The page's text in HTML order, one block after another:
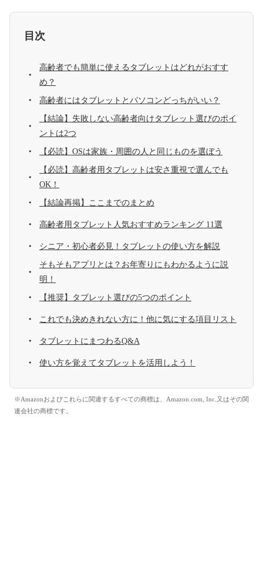
目次
高齢者でも簡単に使えるタブレットはどれがおすす
め？
高齢者にはタブレットとパソコンどっちがいい？
【結論】失敗しない高齢者向けタブレット選びのポイ
ントは2つ
【必読】OSは家族・周囲の人と同じものを選ぼう
【必読】高齢者用タブレットは安さ重視で選んでも
OK！
【結論再掲】ここまでのまとめ
高齢者用タブレット人気おすすめランキング 11選
シニア・初心者必見！タブレットの使い方を解説
そもそもアプリとは？お年寄りにもわかるように説
明！
【推奨】タブレット選びの5つのポイント
これでも決めきれない方に！他に気にする項目リスト
タブレットにまつわるQ&A
使い方を覚えてタブレットを活用しよう！
※Amazonおよびこれらに関連するすべての商標は、Amazon.com, Inc.又はその関
連会社の商標です。